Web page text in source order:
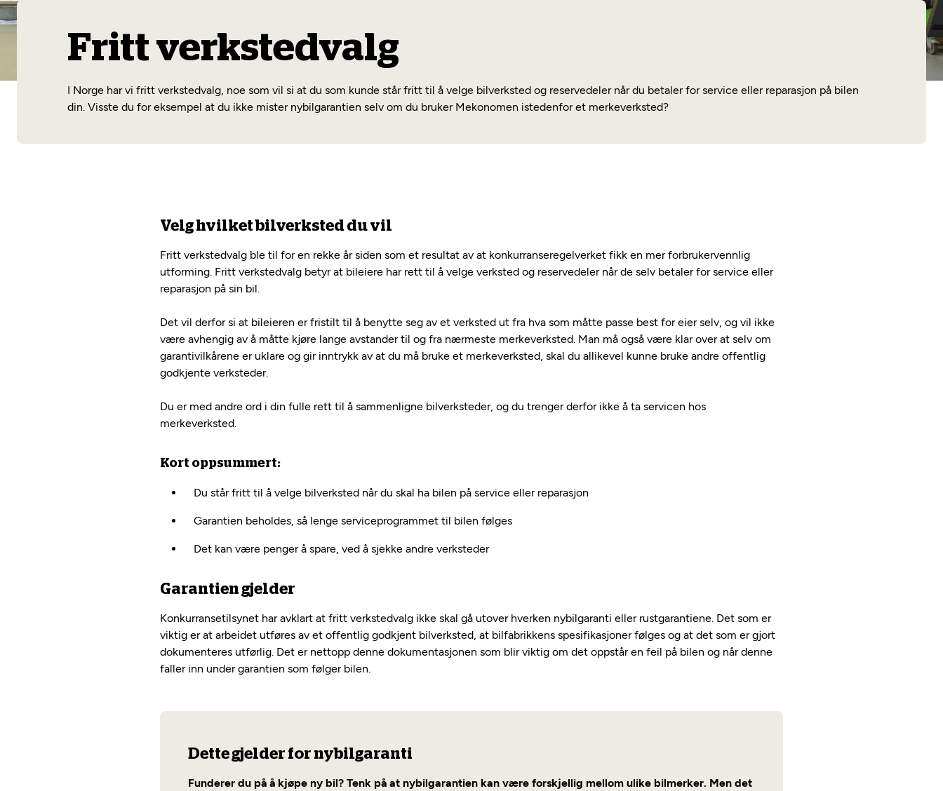
Fritt verkstedvalg
I Norge har vi fritt verkstedvalg, noe som vil si at du som kunde står fritt til å velge bilverksted og reservedeler når du betaler for service eller reparasjon på bilen
din. Visste du for eksempel at du ikke mister nybilgarantien selv om du bruker Mekonomen istedenfor et merkeverksted?
Velg hvilket bilverksted du vil
Fritt verkstedvalg ble til for en rekke år siden som et resultat av at konkurranseregelverket fikk en mer forbrukervennlig
utforming. Fritt verkstedvalg betyr at bileiere har rett til å velge verksted og reservedeler når de selv betaler for service eller
reparasjon på sin bil.
Det vil derfor si at bileieren er fristilt til å benytte seg av et verksted ut fra hva som måtte passe best for eier selv, og vil ikke
være avhengig av å måtte kjøre lange avstander til og fra nærmeste merkeverksted. Man må også være klar over at selv om
garantivilkårene er uklare og gir inntrykk av at du må bruke et merkeverksted, skal du allikevel kunne bruke andre offentlig
godkjente verksteder.
Du er med andre ord i din fulle rett til å sammenligne bilverksteder, og du trenger derfor ikke å ta servicen hos
merkeverksted.
Kort oppsummert:
Du står fritt til å velge bilverksted når du skal ha bilen på service eller reparasjon
Garantien beholdes, så lenge serviceprogrammet til bilen følges
Det kan være penger å spare, ved å sjekke andre verksteder
Garantien gjelder
Konkurransetilsynet har avklart at fritt verkstedvalg ikke skal gå utover hverken nybilgaranti eller rustgarantiene. Det som er
viktig er at arbeidet utføres av et offentlig godkjent bilverksted, at bilfabrikkens spesifikasjoner følges og at det som er gjort
dokumenteres utførlig. Det er nettopp denne dokumentasjonen som blir viktig om det oppstår en feil på bilen og når denne
faller inn under garantien som følger bilen.
Dette gjelder for nybilgaranti
Funderer du på å kjøpe ny bil? Tenk på at nybilgarantien kan være forskjellig mellom ulike bilmerker. Men det